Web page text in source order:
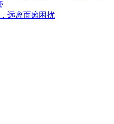
远离面瘫困扰